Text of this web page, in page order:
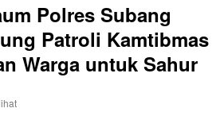
Polres Subang
Patroli Kamtibmas
Warga untuk Sahur